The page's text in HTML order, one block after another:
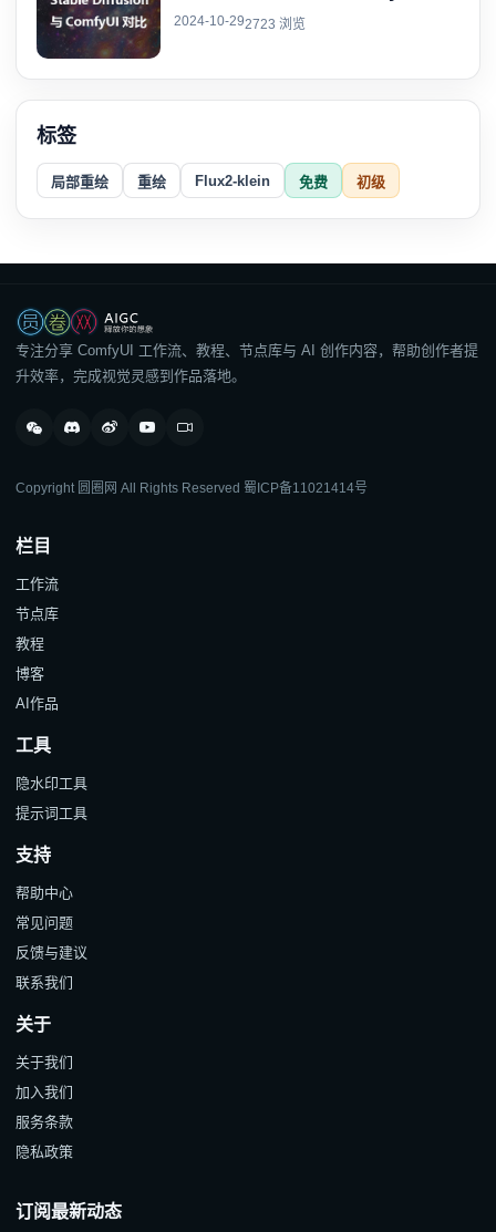
2024-10-292723 浏览
标签
局部重绘 重绘 Flux2-klein 免费 初级
专注分享 ComfyUI 工作流、教程、节点库与 AI 创作内容，帮助创作者提
升效率，完成视觉灵感到作品落地。
Copyright 圆圈网 All Rights Reserved 蜀ICP备11021414号
栏目
工作流
节点库
教程
博客
AI作品
工具
隐水印工具
提示词工具
支持
帮助中心
常见问题
反馈与建议
联系我们
关于
关于我们
加入我们
服务条款
隐私政策
订阅最新动态